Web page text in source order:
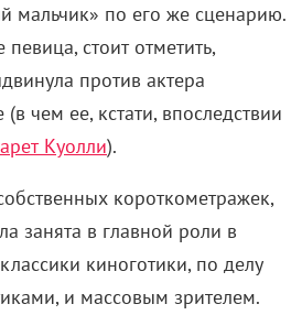
мальчик» по его же сценарию.
стоит отметить,
против актера
чем ее, кстати, впоследствии
Куолли).
короткометражек,
занята в главной роли в
киноготики, по делу
и массовым зрителем.